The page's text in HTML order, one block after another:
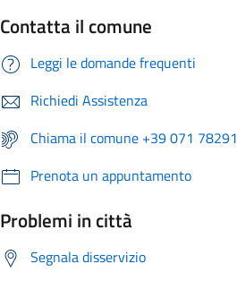
Contatta il comune
Leggi le domande frequenti
Richiedi Assistenza
Chiama il comune +39 071 78291
Prenota un appuntamento
Problemi in città
Segnala disservizio